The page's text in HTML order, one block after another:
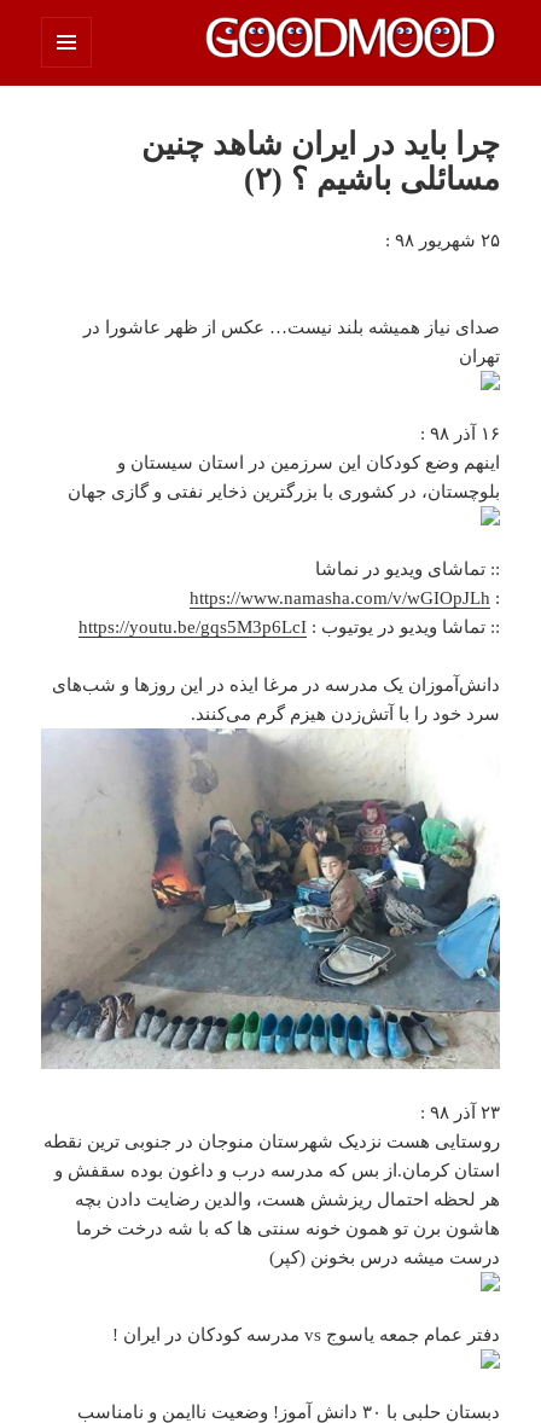
چیزای خووب مووب
چرا باید در ایران شاهد چنین
مسائلی باشیم ؟‌ (۲)
۲۵ شهریور ۹۸ :
صداى نیاز همیشه بلند نیست… عکس از ظهر عاشورا در
تهران
۱۶ آذر ۹۸ :
اینهم وضع کودکان این سرزمین در استان سیستان و
بلوچستان، در کشوری با بزرگترین ذخایر نفتی و گازی جهان
:: تماشای ویدیو در نماشا
:
https://www.namasha.com/v/wGIOpJLh
:: تماشا ویدیو در یوتیوب :https://youtu.be/gqs5M3p6LcI
دانش‌آموزان یک مدرسه در مرغا ایذه در این روزها و شب‌های
سرد خود را با آتش‌زدن هیزم گرم می‌کنند.
۲۳ آذر ۹۸ :
روستایی هست نزدیک شهرستان منوجان در جنوبی ترین نقطه
استان کرمان.از بس که مدرسه درب و داغون بوده سقفش و
هر لحظه احتمال ریزشش هست، والدین رضایت دادن بچه
هاشون برن تو همون خونه سنتی ها که با شه درخت خرما
درست میشه درس بخونن (کپر)
دفتر عمام جمعه یاسوج vs مدرسه کودکان در ایران !
دبستان حلبی با ۳۰ دانش آموز! وضعیت ناایمن و نامناسب